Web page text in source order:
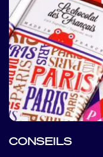
CONSEILS